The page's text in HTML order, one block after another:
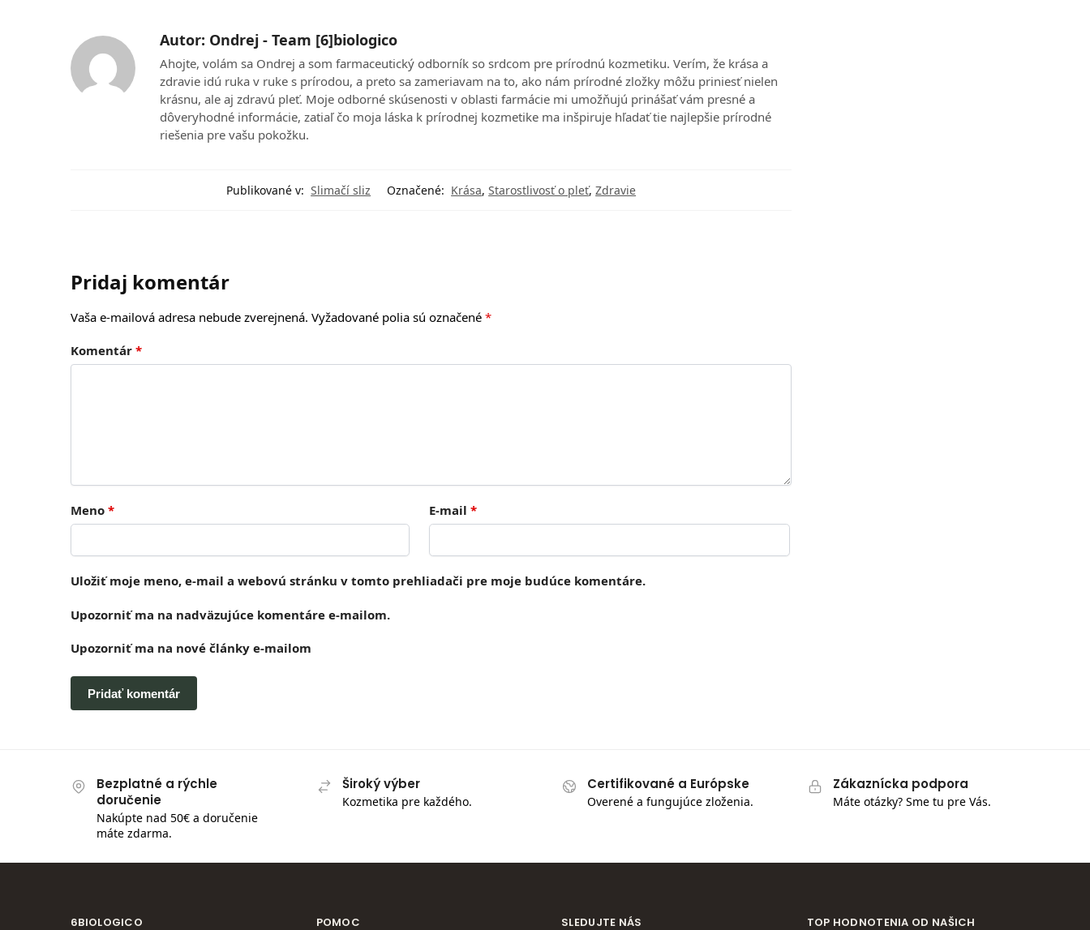
Autor: Ondrej - Team [6]biologico
Ahojte, volám sa Ondrej a som farmaceutický odborník so srdcom pre prírodnú kozmetiku. Verím, že krása a
zdravie idú ruka v ruke s prírodou, a preto sa zameriavam na to, ako nám prírodné zložky môžu priniesť nielen
krásnu, ale aj zdravú pleť. Moje odborné skúsenosti v oblasti farmácie mi umožňujú prinášať vám presné a
dôveryhodné informácie, zatiaľ čo moja láska k prírodnej kozmetike ma inšpiruje hľadať tie najlepšie prírodné
riešenia pre vašu pokožku.
Publikované v: Slimačí sliz Označené: Krása,Starostlivosť o pleť,Zdravie
Pridaj komentár
Vaša e-mailová adresa nebude zverejnená. Vyžadované polia sú označené *
Komentár *
Meno * E-mail *
Uložiť moje meno, e-mail a webovú stránku v tomto prehliadači pre moje budúce komentáre.
Upozorniť ma na nadväzujúce komentáre e-mailom.
Upozorniť ma na nové články e-mailom
Bezplatné a rýchle
doručenie
Nakúpte nad 50€ a doručenie
máte zdarma.
Široký výber
Kozmetika pre každého.
Certifikované a Európske
Overené a fungujúce zloženia.
Zákaznícka podpora
Máte otázky? Sme tu pre Vás.
6BIOLOGICO POMOC SLEDUJTE NÁS TOP HODNOTENIA OD NAŠICH